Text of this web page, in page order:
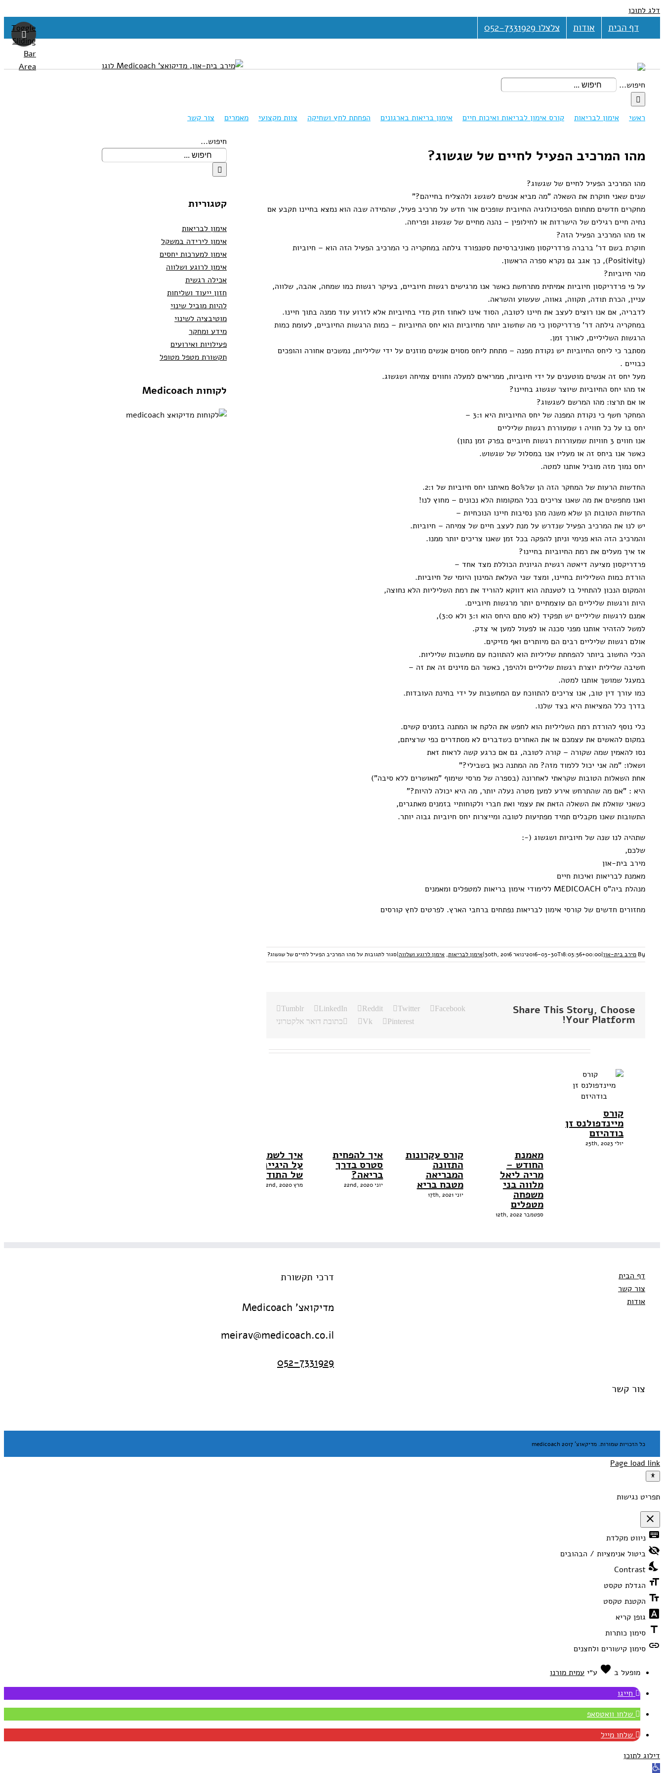
דלג לתוכן
דף הבית אודות צלצלו 052-7331929
חיפוש...
ראשי אימון לבריאות קורס אימון לבריאות ואיכות חיים אימון בריאות בארגונים הפחתת לחץ ושחיקה צוות מקצועי מאמרים צור קשר
מהו המרכיב הפעיל לחיים של שגשוג?
מהו המרכיב הפעיל לחיים של שגשוג?
שנים שאני חוקרת את השאלה "מה מביא אנשים לשגשג ולהצליח בחייהם?"
מחקרים חדשים מתחום הפסיכולוגיה החיובית שופכים אור חדש על מרכיב פעיל, שהמידה שבה הוא נמצא בחיינו תקבע אם
נחיה חיים רגילים של הישרדות או לחילופין – נהנה מחיים של שגשוג ופריחה.
אז מהו המרכיב הפעיל הזה?
חוקרת בשם דר' ברברה פרדריקסון מאוניברסיטת סטנפורד גילתה במחקריה כי המרכיב הפעיל הזה הוא – חיוביות
(Positivity), כך אגב גם נקרא ספרה הראשון.
מהי חיוביות?
על פי פרדריקסון חיוביות אמיתית מתרחשת כאשר אנו מרגישים רגשות חיוביים, בעיקר רגשות כמו שמחה, אהבה, שלווה,
עניין, הכרת תודה, תקווה, גאווה, שעשוע והשראה.
לדבריה, אם אנו רוצים לעצב את חיינו לטובה, הסוד אינו לאחוז חזק מדי בחיוביות אלא לזרוע עוד ממנה בתוך חיינו.
במחקריה גילתה דר' פרדריקסון כי מה שחשוב יותר מחיוביות הוא יחס החיוביות – כמות הרגשות החיוביים, לעומת כמות
הרגשות השליליים, לאורך זמן.
מסתבר כי ליחס החיוביות יש נקודת מפנה – מתחת ליחס מסוים אנשים מוזנים על ידי שליליות, נמשכים אחורה והופכים
כבויים .
מעל יחס זה אנשים מוטענים על ידי חיוביות, ממריאים למעלה וחווים צמיחה ושגשוג.
אז מהו יחס החיוביות שיוצר שגשוג בחיינו?
או אם תרצו: מהו המרשם לשגשוג?
המחקר חשף כי נקודת המפנה של יחס החיוביות היא 3:1 –
יחס בו על כל חוויה 1 שמעוררת רגשות שליליים
אנו חווים 3 חוויות שמעוררות רגשות חיוביים בפרק זמן נתון)
כאשר אנו ביחס זה או מעליו אנו במסלול של שגשוש.
יחס נמוך מזה מוביל אותנו למטה.
החדשות הרעות של המחקר הזה הן של80% מאיתנו יחס חיוביות של 2:1.
ואנו מחפשים את מה שאנו צריכים בכל המקומות הלא נכונים – מחוץ לנו!
החדשות הטובות הן שלא משנה מהן נסיבות חיינו הנוכחיות –
יש לנו את המרכיב הפעיל שנדרש על מנת לעצב חיים של צמיחה – חיוביות.
והמרכיב הזה הוא פנימי וניתן להפקה בכל זמן שאנו צריכים יותר ממנו.
אז איך מעלים את רמת החיוביות בחיינו?
פרדריקסון מציעה דיאטה רגשית הגיונית הכוללת מצד אחד –
הורדת כמות השליליות בחיינו, ומצד שני העלאת המינון היומי של חיוביות.
והמקום הנכון להתחיל בו לטענתה הוא דווקא להוריד את רמת השליליות הלא נחוצה,
היות ורגשות שליליים הם עוצמתיים יותר מרגשות חיוביים.
אמנם לרגשות שליליים יש תפקיד (לא סתם היחס הוא 3:1 ולא 3:0),
למשל להזהיר אותנו מפני סכנה או לפעול למען אי צדק.
אולם רגשות שליליים רבים הם מיותרים ואף מזיקים.
הכלי החשוב ביותר להפחתת שליליות הוא להתווכח עם מחשבות שליליות.
חשיבה שלילית יוצרת רגשות שליליים ולהיפך, כאשר הם מזינים זה את זה –
במעגל שמושך אותנו למטה.
כמו עורך דין טוב, אנו צריכים להתווכח עם המחשבות על ידי בחינת העובדות.
בדרך כלל המציאות היא בצד שלנו.
כלי נוסף להורדת רמת השליליות הוא לחפש את הלקח או המתנה בזמנים קשים.
במקום להאשים את עצמכם או את האחרים כשדברים לא מסתדרים כפי שרציתם,
נסו להאמין שמה שקורה – קורה לטובה, גם אם כרגע קשה לראות זאת
ושאלו: "מה אני יכול ללמוד מזה? מה המתנה כאן בשבילי?"
אחת השאלות הטובות שקראתי לאחרונה (בספרה של מרסי שימוף "מאושרים ללא סיבה")
היא : "אם מה שהתרחש אירע למען מטרה נעלה יותר, מה היא יכולה להיות?"
כשאני שואלת את השאלה הזאת את עצמי ואת חברי ולקוחותיי בזמנים מאתגרים,
התשובות שאנו מקבלים תמיד מפתיעות לטובה ומייצרות יחס חיוביות גבוה יותר.
שתהיה לנו שנה של חיוביות ושגשוג (-:
שלכם,
מירב בית-און
מאמנת לבריאות ואיכות חיים
מנהלת ביה"ס MEDICOACH ללימודי אימון בריאות למטפלים ומאמנים
מחזורים חדשים של קורסי אימון לבריאות נפתחים ברחבי הארץ. לפרטים לחץ קורסים
By מירב בית-און|
2016-03-30T18:03:56+00:00ינואר 30th, 2016 |אימון לבריאות, אימון לרוגע ושלווה|סגור לתגובות על מהו המרכיב הפעיל לחיים של שגשוג?
Share This Story, Choose
Your Platform!
Facebook
Twitter
Reddit
LinkedIn
Tumblr
Pinterest
Vk כתובת דואר אלקטרוני
קורס
מיינדפולנס זן
בודהיזם
יולי 25th, 2023
מאמנת
החודש –
מריה ליאל
מלווה בני
משפחה
מטפלים
ספטמבר 12th, 2022
קורס עקרונות
התזונה
המבריאה
מטבח בריא
יוני 17th, 2021
איך להפחית
סטרס בדרך
בריאה?
יוני 22nd, 2020
איך לשמור
על היגיינה
של התודעה?
מרץ 22nd, 2020
חיפוש...
קטגוריות
אימון לבריאות
אימון לירידה במשקל
אימון למערכות יחסים
אימון לרוגע ושלווה
אכילה רגשית
חזון ייעוד ושליחות
להיות מוביל שינוי
מוטיבציה לשינוי
מידע ומחקר
פעילויות ואירועים
תקשורת מטפל מטופל
לקוחות Medicoach
דף הבית
צור קשר
אודות
דרכי תקשורת
מדיקואצ' Medicoach
meirav@medicoach.co.il
052-7331929
צור קשר
כל הזכויות שמורות. מדיקאוצ' medicoach 2017
Toggle
Sliding
Bar
Area
Page load link
תפריט נגישות
close
פתיחה
וסגירה
של
תפריט
keyboard ניווט מקלדת
visibility_off ביטול אנימציות / הבהובים
nights_stay
Contrast
format_size הגדלת טקסט
text_fields הקטנת טקסט
font_download גופן קריא
title סימון כותרות
link סימון קישורים ולחצנים
מופעל ב favorite אהבה
ע״י עמית מורנו
חייגו
שלחו וואטסאפ
שלחו מייל
דילוג לתוכן
פתח